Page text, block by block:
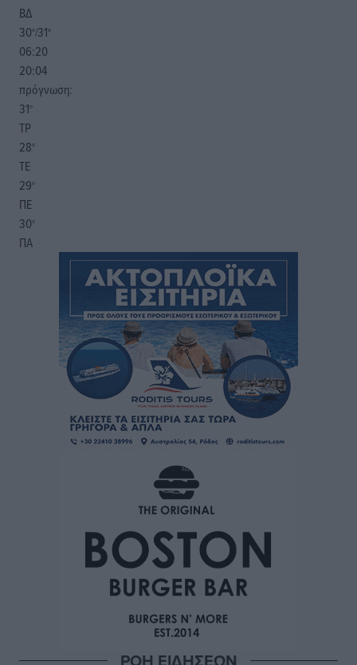
ΒΔ
30°/31°
06:20
20:04
πρόγνωση:
31°
ΤΡ
28°
ΤΕ
29°
ΠΕ
30°
ΠΑ